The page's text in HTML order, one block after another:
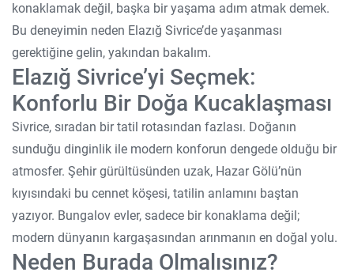
konaklamak değil, başka bir yaşama adım atmak demek.
Bu deneyimin neden Elazığ Sivrice’de yaşanması
gerektiğine gelin, yakından bakalım.
Elazığ Sivrice’yi Seçmek:
Konforlu Bir Doğa Kucaklaşması
Sivrice, sıradan bir tatil rotasından fazlası. Doğanın
sunduğu dinginlik ile modern konforun dengede olduğu bir
atmosfer. Şehir gürültüsünden uzak, Hazar Gölü’nün
kıyısındaki bu cennet köşesi, tatilin anlamını baştan
yazıyor. Bungalov evler, sadece bir konaklama değil;
modern dünyanın kargaşasından arınmanın en doğal yolu.
Neden Burada Olmalısınız?